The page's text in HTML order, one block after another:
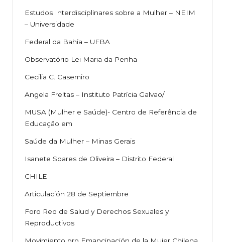
Estudos Interdisciplinares sobre a Mulher – NEIM
– Universidade
Federal da Bahia – UFBA
Observatório Lei Maria da Penha
Cecilia C. Casemiro
Angela Freitas – Instituto Patrícia Galvao/
MUSA (Mulher e Saúde)- Centro de Referência de
Educação em
Saúde da Mulher – Minas Gerais
Isanete Soares de Oliveira – Distrito Federal
CHILE
Articulación 28 de Septiembre
Foro Red de Salud y Derechos Sexuales y
Reproductivos